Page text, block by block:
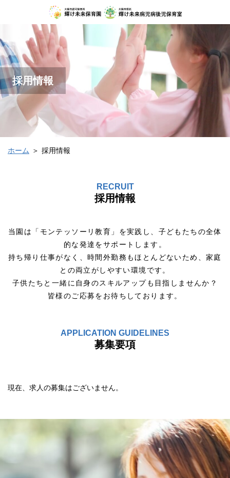
採用情報
ホーム ＞ 採用情報
RECRUIT
採用情報
当園は「モンテッソーリ教育」を実践し、子どもたちの全体
的な発達をサポートします。
持ち帰り仕事がなく、時間外勤務もほとんどないため、家庭
との両立がしやすい環境です。
子供たちと一緒に自身のスキルアップも目指しませんか？
皆様のご応募をお待ちしております。
APPLICATION GUIDELINES
募集要項
現在、求人の募集はございません。